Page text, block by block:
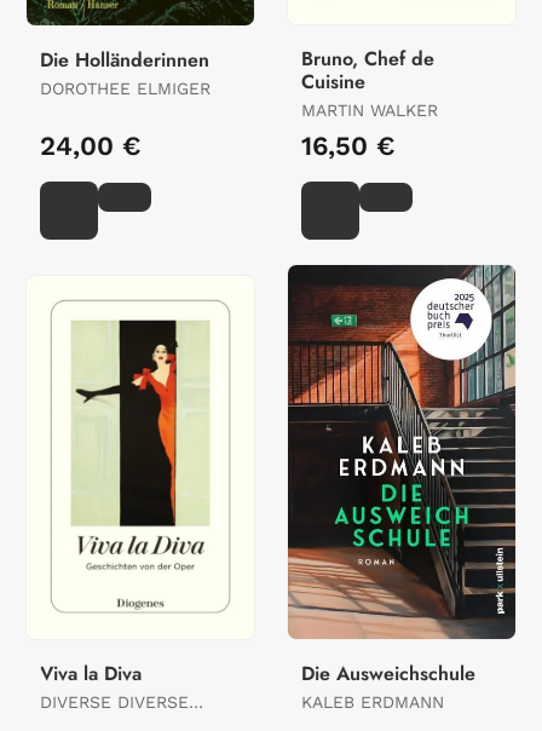
Die Holländerinnen
DOROTHEE ELMIGER
24,00 €
Bruno, Chef de
Cuisine
MARTIN WALKER
16,50 €
Viva la Diva
DIVERSE DIVERSE
Die Ausweichschule
KALEB ERDMANN